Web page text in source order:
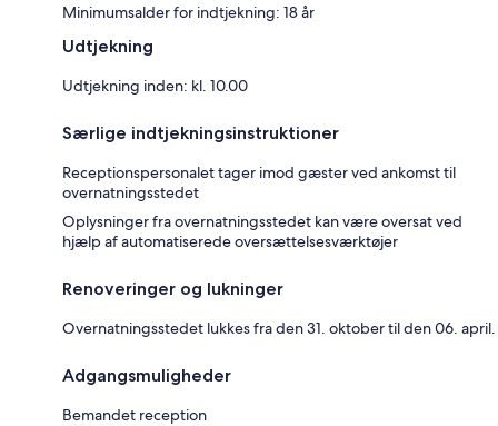
Minimumsalder for indtjekning: 18 år
Udtjekning
Udtjekning inden: kl. 10.00
Særlige indtjekningsinstruktioner
Receptionspersonalet tager imod gæster ved ankomst til
overnatningsstedet
Oplysninger fra overnatningsstedet kan være oversat ved
hjælp af automatiserede oversættelsesværktøjer
Renoveringer og lukninger
Overnatningsstedet lukkes fra den 31. oktober til den 06. april.
Adgangsmuligheder
Bemandet reception